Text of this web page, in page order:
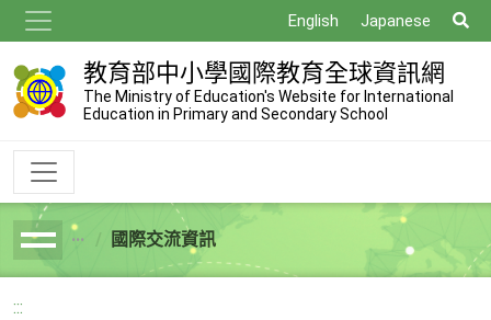
到
主
要
內
English Japanese
尋
教育部中小學國際教育全球資訊網
The Ministry of Education's Website for International
Education in Primary and Secondary School
breadcrumb國際交流資訊
:::